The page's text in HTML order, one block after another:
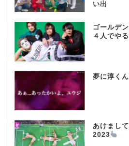
い出
ゴールデ
４人でや
夢に淳く
あけまし
2023